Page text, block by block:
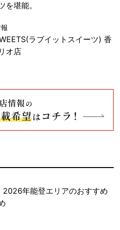
を堪能。
ラブイットスイーツ) 香
オ店
年能登エリアのおすすめ